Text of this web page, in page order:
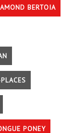
BERTOIA
PONEY